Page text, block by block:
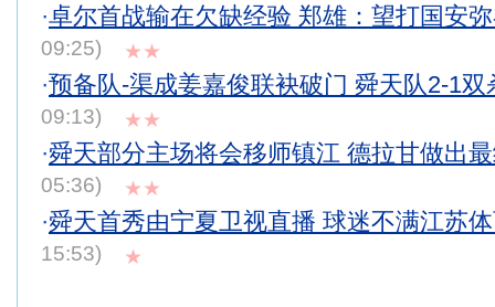
·卓尔首战输在欠缺经验 郑雄：望打国安
09:25)
★★
·预备队-渠成姜嘉俊联袂破门 舜天队2-1双
09:13)
★★
·舜天部分主场将会移师镇江 德拉甘做出
05:36)
★★
·舜天首秀由宁夏卫视直播 球迷不满江苏
15:53)
★